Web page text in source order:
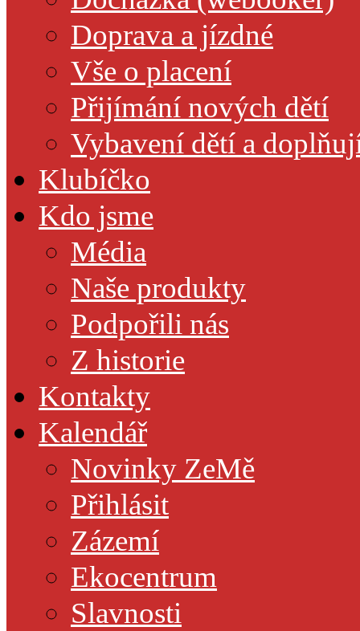
Doprava a jízdné
Vše o placení
Přijímání nových dětí
Vybavení dětí a
Klubíčko
Kdo jsme
Média
Naše produkty
Podpořili nás
Z historie
Kontakty
Kalendář
Novinky ZeMě
Přihlásit
Zázemí
Ekocentrum
Slavnosti